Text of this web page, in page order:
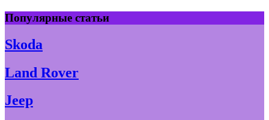
Skip
to
content
Популярные статьи
Skoda
Land Rover
Jeep